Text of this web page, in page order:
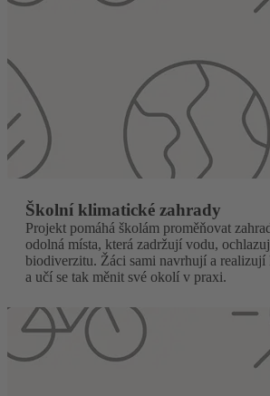
Školní klimatické zahrady
Projekt pomáhá školám proměňovat
odolná místa, která zadržují vodu,
biodiverzitu. Žáci sami navrhují a realizují
a učí se tak měnit své okolí v praxi.